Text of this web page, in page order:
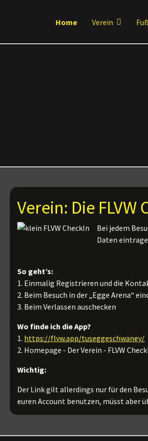
Home Verein
Verein: Die
Bei jedem
Daten
So geht’s:
1. Einmalig Registrieren und die
2. Beim Besuch in der „Egge Arena“
3. Beim Verlassen auschecken
Wo finde ich die App?
1. https://flvw.app/tuseggeschwaney/
2. Homepage - Der Verein - FLVW
Wichtig:
Der Link gilt allerdings nur für den
euren Account benutzen, müsst aber